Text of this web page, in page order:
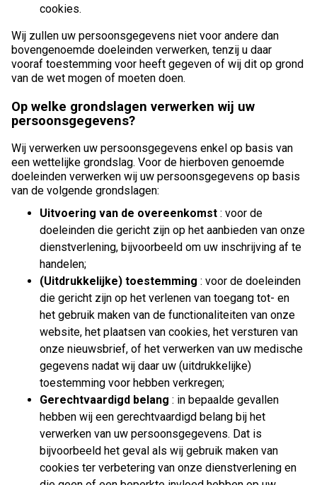
cookies.
Wij zullen uw persoonsgegevens niet voor andere dan
bovengenoemde doeleinden verwerken, tenzij u daar
vooraf toestemming voor heeft gegeven of wij dit op grond
van de wet mogen of moeten doen.
Op welke grondslagen verwerken wij uw
persoonsgegevens?
Wij verwerken uw persoonsgegevens enkel op basis van
een wettelijke grondslag. Voor de hierboven genoemde
doeleinden verwerken wij uw persoonsgegevens op basis
van de volgende grondslagen:
Uitvoering van de overeenkomst : voor de
doeleinden die gericht zijn op het aanbieden van onze
dienstverlening, bijvoorbeeld om uw inschrijving af te
handelen;
(Uitdrukkelijke) toestemming : voor de doeleinden
die gericht zijn op het verlenen van toegang tot- en
het gebruik maken van de functionaliteiten van onze
website, het plaatsen van cookies, het versturen van
onze nieuwsbrief, of het verwerken van uw medische
gegevens nadat wij daar uw (uitdrukkelijke)
toestemming voor hebben verkregen;
Gerechtvaardigd belang : in bepaalde gevallen
hebben wij een gerechtvaardigd belang bij het
verwerken van uw persoonsgegevens. Dat is
bijvoorbeeld het geval als wij gebruik maken van
cookies ter verbetering van onze dienstverlening en